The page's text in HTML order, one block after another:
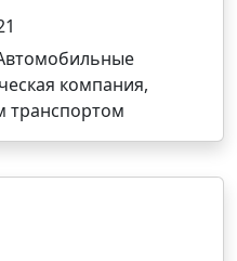
компания,
транспортом